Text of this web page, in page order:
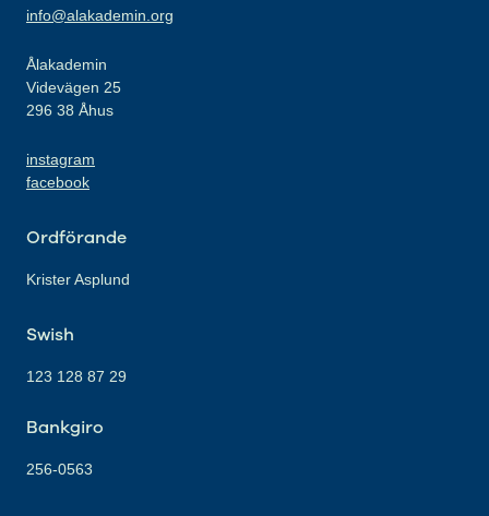
info@alakademin.org
Ålakademin
Videvägen 25
296 38 Åhus
instagram
facebook
Ordförande
Krister Asplund
Swish
123 128 87 29
Bankgiro
256-0563